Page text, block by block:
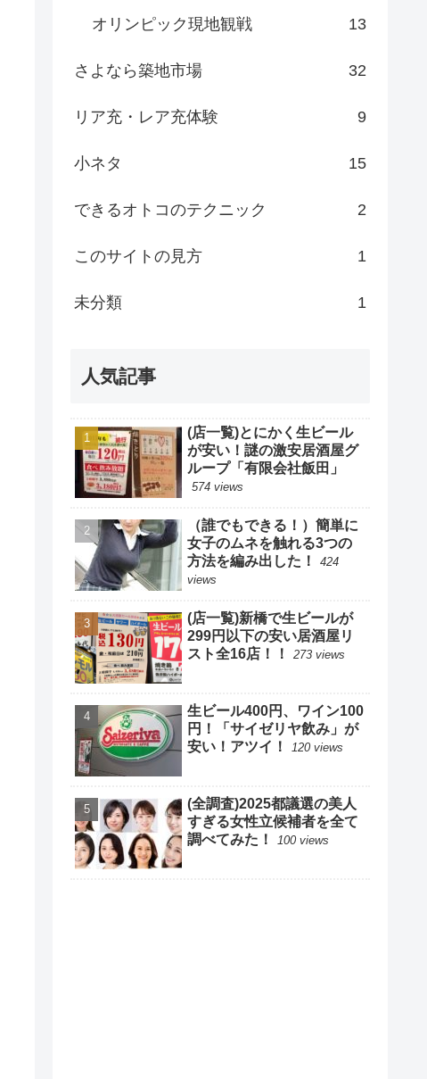
オリンピック現地観戦 13
さよなら築地市場 32
リア充・レア充体験 9
小ネタ 15
できるオトコのテクニック 2
このサイトの見方 1
未分類 1
人気記事
(店一覧)とにかく生ビール
が安い！謎の激安居酒屋グ
ループ「有限会社飯田」
574 views
（誰でもできる！）簡単に
女子のムネを触れる3つの
方法を編み出した！
424
views
(店一覧)新橋で生ビールが
299円以下の安い居酒屋リ
スト全16店！！
273 views
生ビール400円、ワイン100
円！「サイゼリヤ飲み」が
安い！アツイ！
120 views
(全調査)2025都議選の美人
すぎる女性立候補者を全て
調べてみた！
100 views